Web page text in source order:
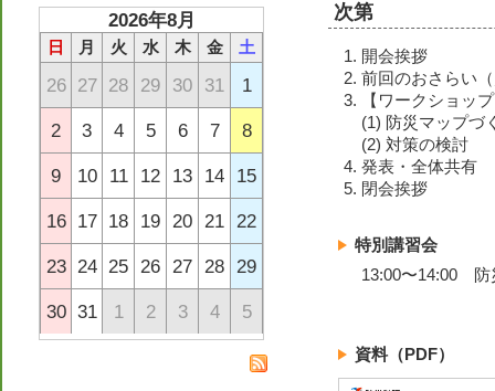
2026年8月
日 月 火 水 木 金 土
26 27 28 29 30 31 1
2 3 4 5 6 7 8
9 10 11 12 13 14 15
16 17 18 19 20 21 22
23 24 25 26 27 28 29
30 31 1 2 3 4 5
次第
開会挨拶
前回のおさらい
【ワークショッ
(1) 防災マップづ
(2) 対策の検討
発表・全体共有
閉会挨拶
特別講習会
13:00〜14:00 防
資料（PDF）